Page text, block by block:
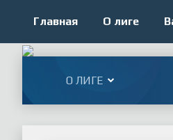
Главная О лиге
О ЛИГЕ